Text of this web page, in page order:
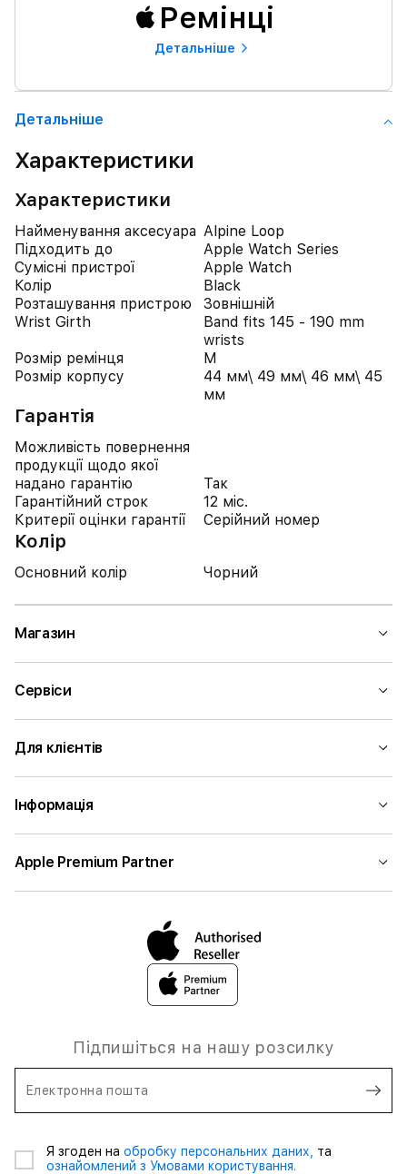
Ремінці
Детальнiше
Детальнiше
Характеристики
Характеристики
Найменування аксесуара Alpine Loop
Підходить до
Apple Watch Series
Сумісні пристрої
Apple Watch
Колір
Black
Розташування пристрою
Зовнішній
Wrist Girth
Band fits 145 - 190 mm
wrists
Розмір ремінця
M
Розмір корпусу
44 мм\ 49 мм\ 46 мм\ 45
мм
Гарантія
Можливість повернення
продукції щодо якої
надано гарантію
Так
Гарантійний строк
12 міс.
Критерії оцінки гарантії
Серійний номер
Колір
Основний колір Чорний
Магазин
Сервіси
Для клієнтів
Інформація
Apple Premium Partner
Підпишіться на нашу розсилку
Електронна пошта
Я згоден на обробку персональних даних, та
ознайомлений з Умовами користування.